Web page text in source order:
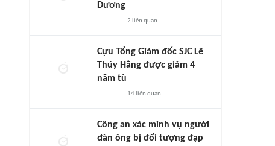
Dương
2 liên quan
Cựu Tổng Giám đốc SJC Lê
Thúy Hằng được giảm 4
năm tù
14 liên quan
Công an xác minh vụ người
đàn ông bị đối tượng đạp